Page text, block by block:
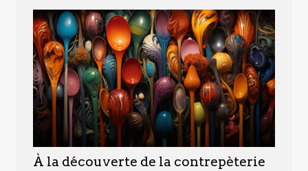
À la découverte de la contrepèterie